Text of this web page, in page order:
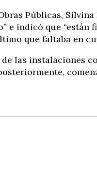
Públicas,
e indicó que
que faltaba en
las instalaciones